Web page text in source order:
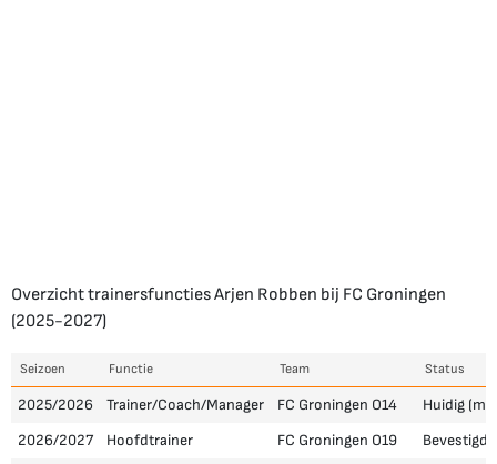
Overzicht trainersfuncties Arjen Robben bij FC Groningen
(2025-2027)
Seizoen Functie Team Status
2025/2026 Trainer/Coach/Manager FC Groningen O14
Huidig
2026/2027
Hoofdtrainer FC Groningen O19
Bevestigd